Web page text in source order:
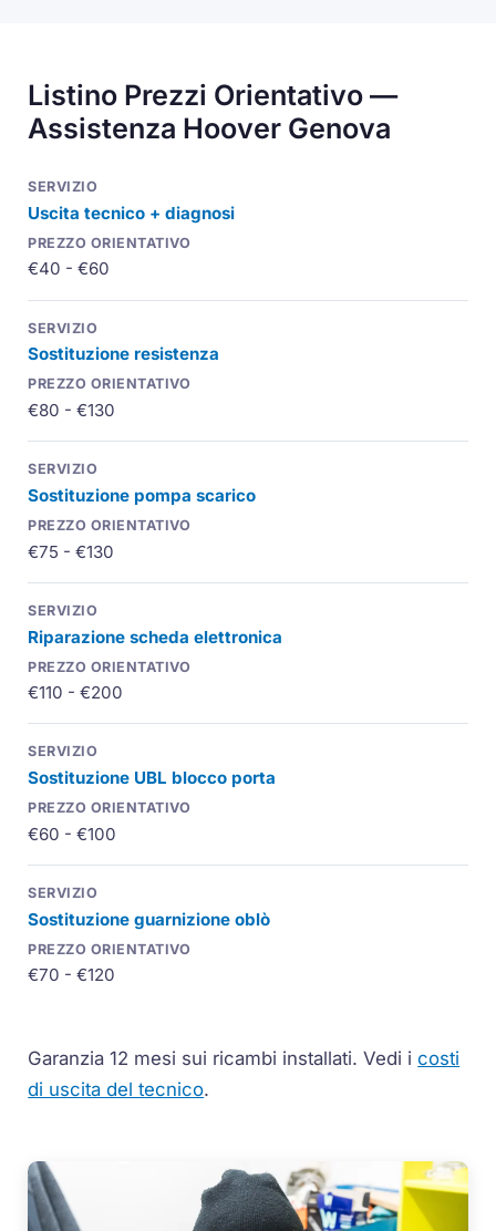
Listino Prezzi Orientativo —
Assistenza Hoover Genova
Uscita tecnico + diagnosi
€40 - €60
Sostituzione resistenza
€80 - €130
Sostituzione pompa scarico
€75 - €130
Riparazione scheda elettronica
€110 - €200
Sostituzione UBL blocco porta
€60 - €100
Sostituzione guarnizione oblò
€70 - €120
Garanzia 12 mesi sui ricambi installati. Vedi icosti
di uscita del tecnico.